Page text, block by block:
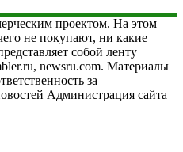
проектом. На этом
не покупают, ни какие
собой ленту
newsru.com. Материалы
за
Администрация сайта